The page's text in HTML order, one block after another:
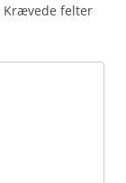
Krævede felter